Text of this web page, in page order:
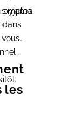
pyjama
dans
les